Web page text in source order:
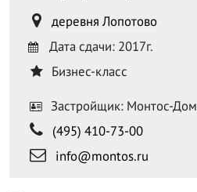
деревня Лопотово
Дата сдачи: 2017г.
Бизнес-класс
Застройщик: Монтос-Дом
(495) 410-73-00
info@montos.ru